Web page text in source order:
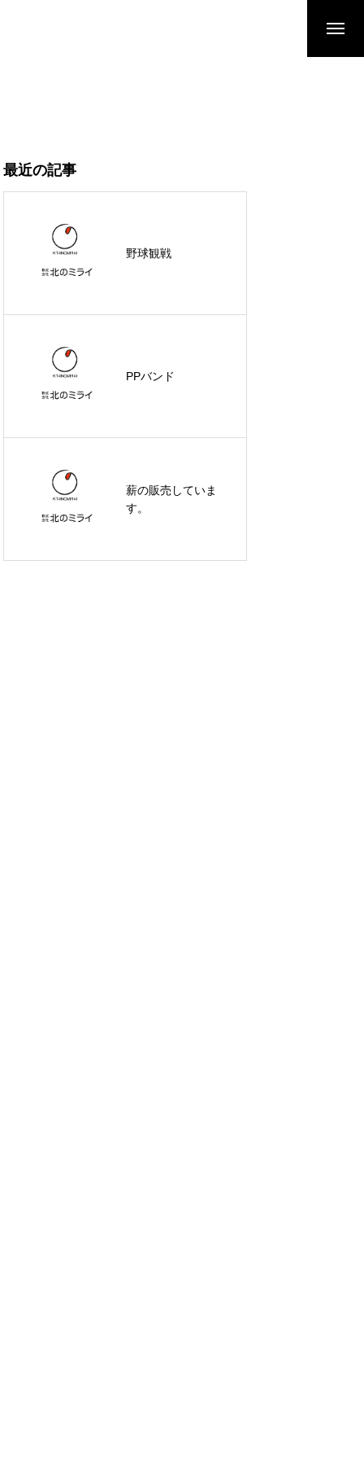
最近の記事
野球観戦
PPバンド
薪の販売していま
す。